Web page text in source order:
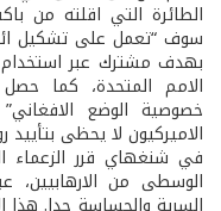
سوف “تعمل على تشكيل
بهدف مشترك عبر استخدام
الامم المتحدة، كما
خصوصية الوضع
الاميركيون لا يحظى
في شنغهاي قرر الزعماء
الوسطى من الارهابيين،